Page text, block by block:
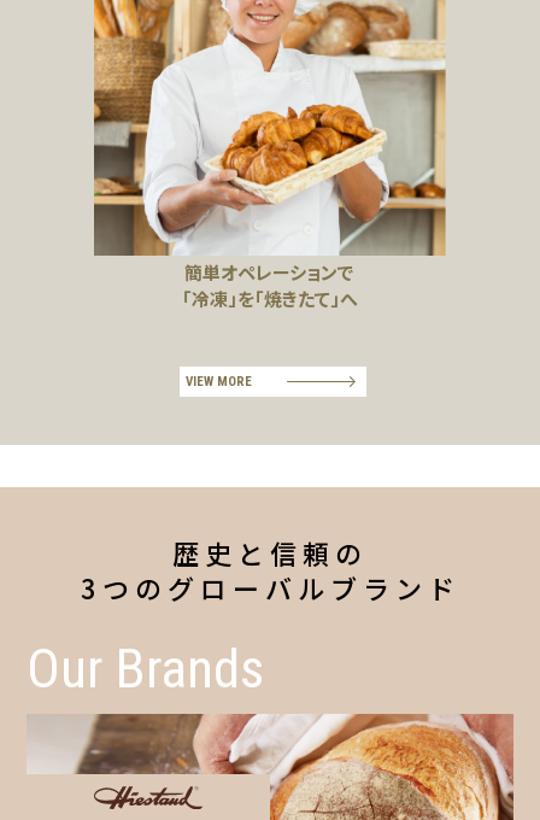
簡単オペレーションで
「冷凍」を「焼きたて」へ
VIEW MORE
歴史と信頼の
3つのグローバルブランド
Our Brands